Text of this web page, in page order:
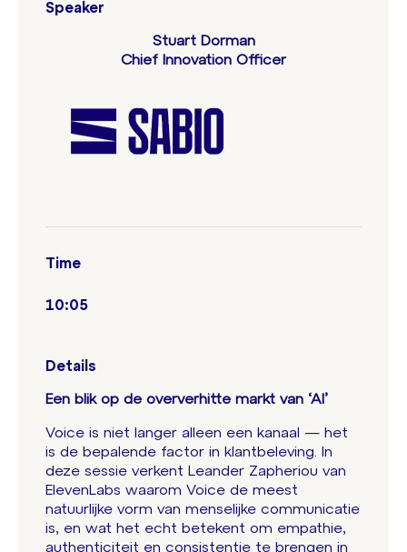
Speaker
Stuart Dorman
Chief Innovation Officer
Time
10:05
Details
Een blik op de oververhitte markt van ‘AI’
Voice is niet langer alleen een kanaal — het
is de bepalende factor in klantbeleving. In
deze sessie verkent Leander Zapheriou van
ElevenLabs waarom Voice de meest
natuurlijke vorm van menselijke communicatie
is, en wat het echt betekent om empathie,
authenticiteit en consistentie te brengen in